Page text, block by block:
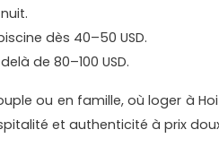
dès 40–50 USD.
de 80–100 USD.
ou en famille, où loger à
et authenticité à prix